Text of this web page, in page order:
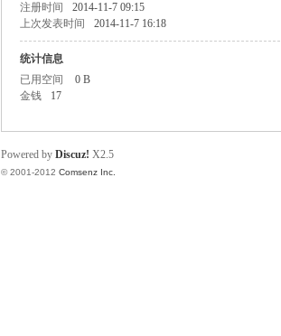
注册时间
2014-11-7 09:15
上次发表时间
2014-11-7 16:18
统计信息
已用空间
0 B
金钱
17
Powered by Discuz! X2.5
© 2001-2012 Comsenz Inc.